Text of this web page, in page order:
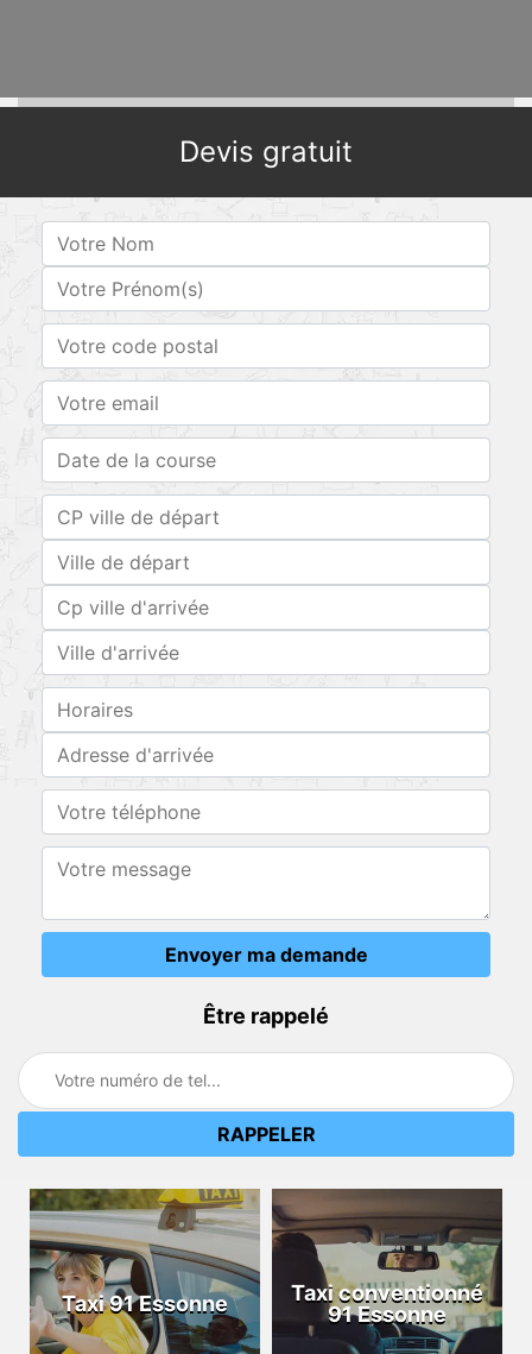
Devis gratuit
Être rappelé
Taxi 91 Essonne
Taxi conventionné
91 Essonne